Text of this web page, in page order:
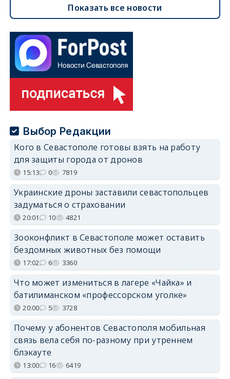
Показать все новости
Выбор Редакции
Кого в Севастополе готовы взять на работу
для защиты города от дронов
15:13 0 7819
Украинские дроны заставили севастопольцев
задуматься о страховании
20:01 10 4821
Зооконфликт в Севастополе может оставить
бездомных животных без помощи
17:02 6 3360
Что может измениться в лагере «Чайка» и
батилиманском «профессорском уголке»
20:00 5 3728
Почему у абонентов Севастополя мобильная
связь вела себя по-разному при утреннем
блэкауте
13:00 16 6419